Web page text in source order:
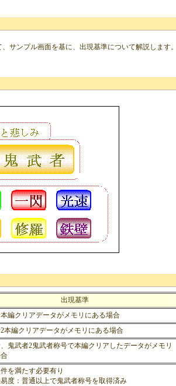
サンプル画面を基に、出現基準について解説します。
出現基準
編クリアデータがメモリにある場合
本編クリアデータがメモリにある場合
鬼武者2鬼武者称号で本編クリアしたデータがメモリ
を満たす必要有り
：普通以上で鬼武者称号を取得済み